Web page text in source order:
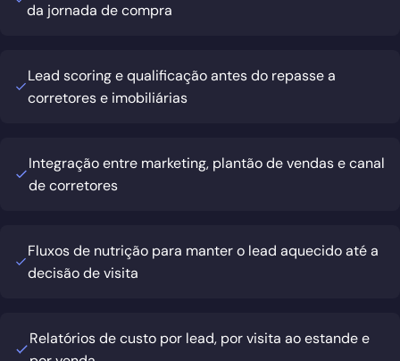
da jornada de compra
Lead scoring e qualificação antes do repasse a
corretores e imobiliárias
Integração entre marketing, plantão de vendas e canal
de corretores
Fluxos de nutrição para manter o lead aquecido até a
decisão de visita
Relatórios de custo por lead, por visita ao estande e